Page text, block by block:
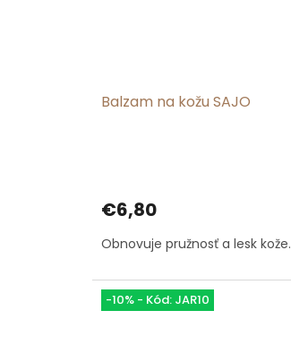
Balzam na kožu SAJO
€6,80
Obnovuje pružnosť a lesk kože.
-10% - Kód: JAR10